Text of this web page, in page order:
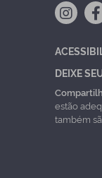
DEIXE
estão
também